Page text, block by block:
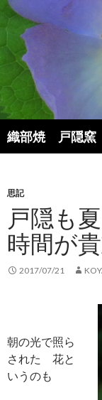
織部焼 戸隠
検
索
ン
ツ
へ
ス
キ
ッ
思記
戸隠も
時間が
2017/07/21
朝の光で照ら
された 花と
いうのも